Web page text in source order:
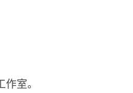
室。